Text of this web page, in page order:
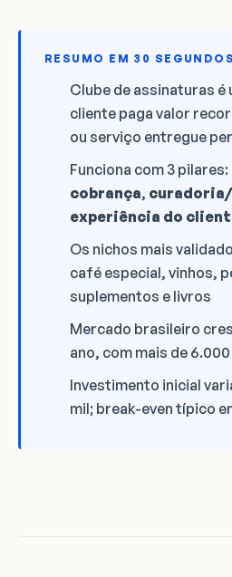
RESUMO EM 30 SEGUNDOS
Clube de assinaturas é
cliente paga valor
ou serviço entregue
Funciona com 3 pilares:
cobrança,
experiência do
Os nichos mais
café especial, vinhos,
suplementos e livros
Mercado brasileiro
ano, com mais de
Investimento inicial
mil; break-even típico